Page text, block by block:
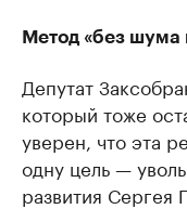
Метод «без шума
Депутат
который тоже
уверен, что эта
одну цель —
развития Сергея